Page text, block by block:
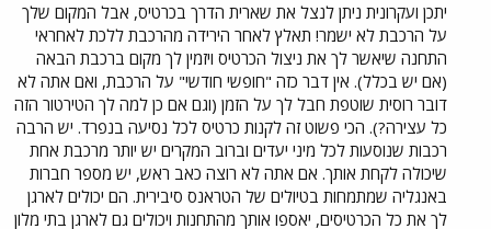
יתכן ועקרונית ניתן לנצל את שארית הדרך בכרטיס, אבל המקום שלך
על הרכבת לא ישמר! תאלץ לאחר הירידה מהרכבת ללכת לאחראי
התחנה שיאשר לך את ניצול הכרטיס ויזמין לך מקום ברכבת הבאה
(אם יש בכלל). אין דבר כזה "חופשי חודשי" על הרכבת, ואם אתה לא
דובר רוסית שוטפת חבל לך על הזמן (וגם אם כן למה לך הטירטור הזה
כל עצירה?). הכי פשוט זה לקנות כרטיס לכל נסיעה בנפרד. יש הרבה
רכבות שנוסעות לכל מיני יעדים וברוב המקרים יש יותר מרכבת אחת
שיכולה לקחת אותך. אם אתה לא רוצה כאב ראש, יש מספר חברות
באנגליה שמתמחות בטיולים של הטראנס סיבירית. הם יכולים לארגן
לך את כל הכרטיסים, יאספו אותך מהתחנות ויכולים גם לארגן בתי מלון